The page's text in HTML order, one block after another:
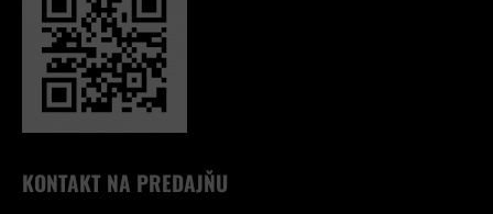
KONTAKT NA PREDAJŇU